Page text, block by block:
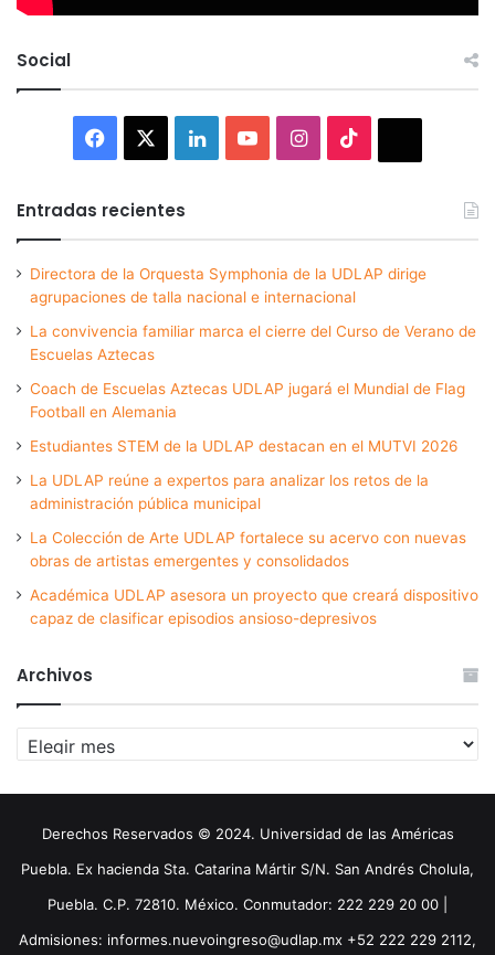
Social
Facebook LinkedInYouTubeInstagram
Entradas recientes
Directora de la Orquesta Symphonia de la UDLAP dirige
agrupaciones de talla nacional e internacional
La convivencia familiar marca el cierre del Curso de Verano de
Escuelas Aztecas
Coach de Escuelas Aztecas UDLAP jugará el Mundial de Flag
Football en Alemania
Estudiantes STEM de la UDLAP destacan en el MUTVI 2026
La UDLAP reúne a expertos para analizar los retos de la
administración pública municipal
La Colección de Arte UDLAP fortalece su acervo con nuevas
obras de artistas emergentes y consolidados
Académica UDLAP asesora un proyecto que creará dispositivo
capaz de clasificar episodios ansioso-depresivos
Archivos
Archivos
Derechos Reservados © 2024. Universidad de las Américas
Puebla. Ex hacienda Sta. Catarina Mártir S/N. San Andrés Cholula,
Puebla. C.P. 72810. México. Conmutador: 222 229 20 00 |
Admisiones: informes.nuevoingreso@udlap.mx +52 222 229 2112,